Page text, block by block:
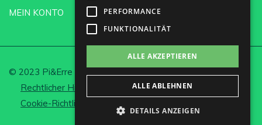
MEIN KONTO
© 2023 Pi&Erre Comunicación Integral S.L.
Rechtlicher Hinweis und Datenschutz
Cookie-Richtlinie
PERFORMANCE
FUNKTIONALITÄT
ALLE AKZEPTIEREN
ALLE ABLEHNEN
DETAILS ANZEIGEN